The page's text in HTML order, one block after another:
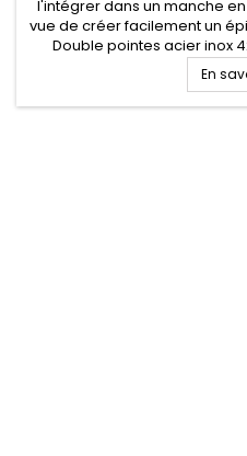
l'intégrer dans un manche
vue de créer facilement un
Double pointes acier inox
En